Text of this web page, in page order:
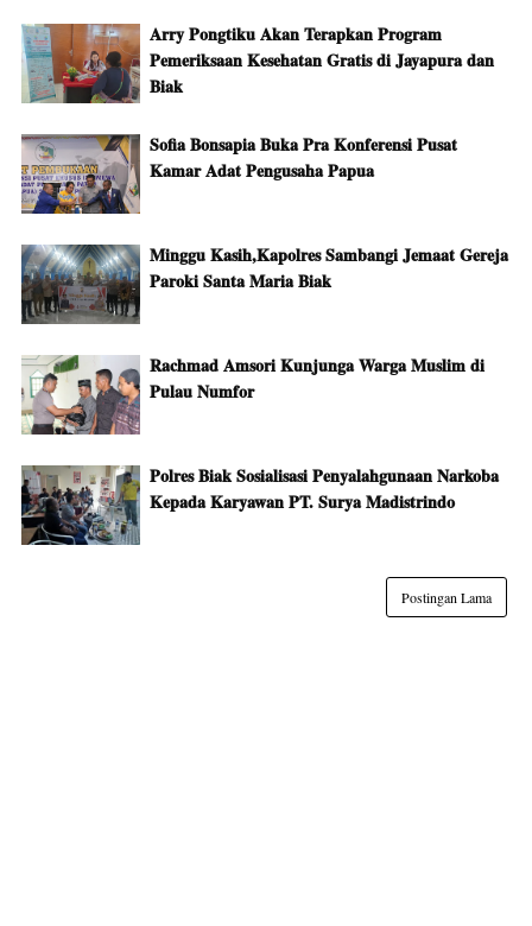
Arry Pongtiku Akan Terapkan Program
Pemeriksaan Kesehatan Gratis di Jayapura dan
Biak
Sofia Bonsapia Buka Pra Konferensi Pusat
Kamar Adat Pengusaha Papua
Minggu Kasih,Kapolres Sambangi Jemaat Gereja
Paroki Santa Maria Biak
Rachmad Amsori Kunjunga Warga Muslim di
Pulau Numfor
Polres Biak Sosialisasi Penyalahgunaan Narkoba
Kepada Karyawan PT. Surya Madistrindo
Postingan Lama